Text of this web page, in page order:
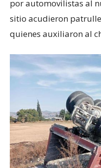
por automovilistas al
sitio acudieron
quienes auxiliaron al